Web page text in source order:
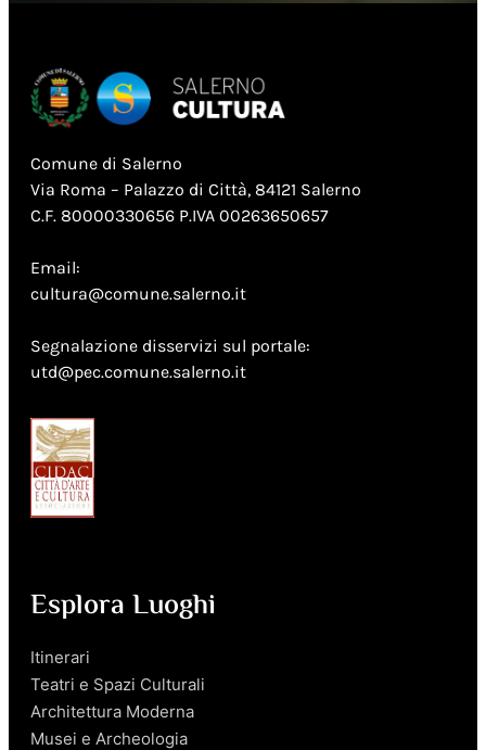
Comune di Salerno
Via Roma – Palazzo di Città, 84121 Salerno
C.F. 80000330656 P.IVA 00263650657
Email:
cultura@comune.salerno.it
Segnalazione disservizi sul portale:
utd@pec.comune.salerno.it
Esplora Luoghi
Itinerari
Teatri e Spazi Culturali
Architettura Moderna
Musei e Archeologia